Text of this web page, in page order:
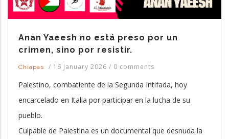
Anan Yaeesh no está preso por un
crimen, sino por resistir.
Chiapas / 16 January 2026 / 0 comments
Palestino, combatiente de la Segunda Intifada, hoy
encarcelado en Italia por participar en la lucha de su
pueblo.
Culpable de Palestina es un documental que desnuda la